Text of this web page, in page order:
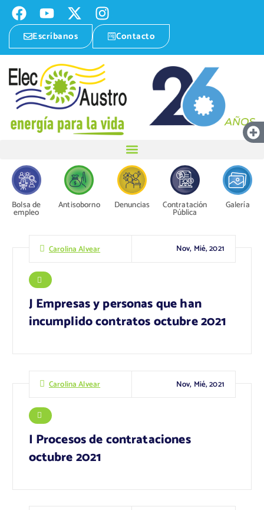
Escríbanos Contacto
Bolsa de
empleo
Antisoborno Denuncias Contratación
Pública
Galería
Carolina Alvear Nov, Mié, 2021
J Empresas y personas que han
incumplido contratos octubre 2021
Carolina Alvear Nov, Mié, 2021
I Procesos de contrataciones
octubre 2021